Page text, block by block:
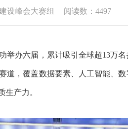
峰会镜头
设峰会大赛组 阅读数：4497
办六届，累计吸引全球超13万
道，覆盖数据要素、人工智能、
生产力。